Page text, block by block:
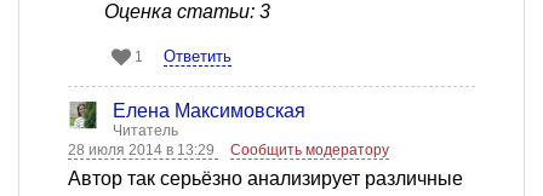
Оценка статьи: 3
1 Ответить
Елена Максимовская
Читатель
28 июля 2014 в 13:29
Сообщить модератору
Автор так серьёзно анализирует различные